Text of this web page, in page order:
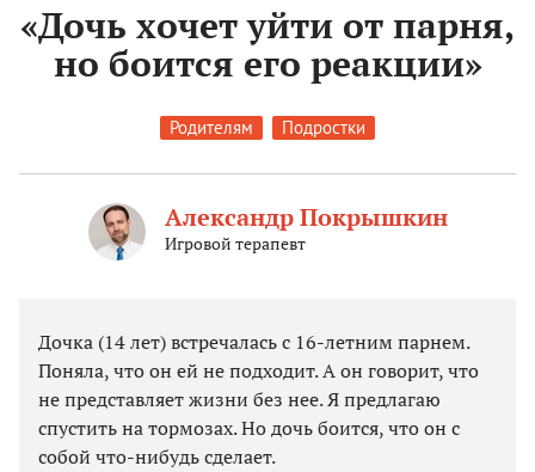
«Дочь хочет уйти от парня,
но боится его реакции»
Родителям Подростки
Александр Покрышкин
Игровой терапевт
Дочка (14 лет) встречалась с 16-летним парнем.
Поняла, что он ей не подходит. А он говорит, что
не представляет жизни без нее. Я предлагаю
спустить на тормозах. Но дочь боится, что он с
собой что-нибудь сделает.